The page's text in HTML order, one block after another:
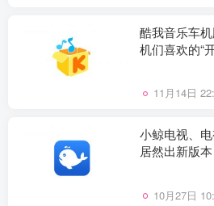
酷我音乐车
机们喜欢的“
11月14日
小鲸电视、
居然出新版
10月27日